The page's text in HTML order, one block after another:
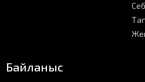
Байланыс